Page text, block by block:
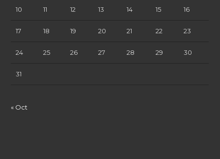
10 11 12 13 14 15 16
17 18 19 20 21 22 23
24 25 26 27 28 29 30
31
« Oct